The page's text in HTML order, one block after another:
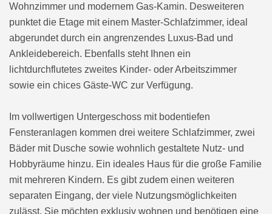
Wohnzimmer und modernem Gas-Kamin. Desweiteren
punktet die Etage mit einem Master-Schlafzimmer, ideal
abgerundet durch ein angrenzendes Luxus-Bad und
Ankleidebereich. Ebenfalls steht Ihnen ein
lichtdurchflutetes zweites Kinder- oder Arbeitszimmer
sowie ein chices Gäste-WC zur Verfügung.
Im vollwertigen Untergeschoss mit bodentiefen
Fensteranlagen kommen drei weitere Schlafzimmer, zwei
Bäder mit Dusche sowie wohnlich gestaltete Nutz- und
Hobbyräume hinzu. Ein ideales Haus für die große Familie
mit mehreren Kindern. Es gibt zudem einen weiteren
separaten Eingang, der viele Nutzungsmöglichkeiten
zulässt. Sie möchten exklusiv wohnen und benötigen eine